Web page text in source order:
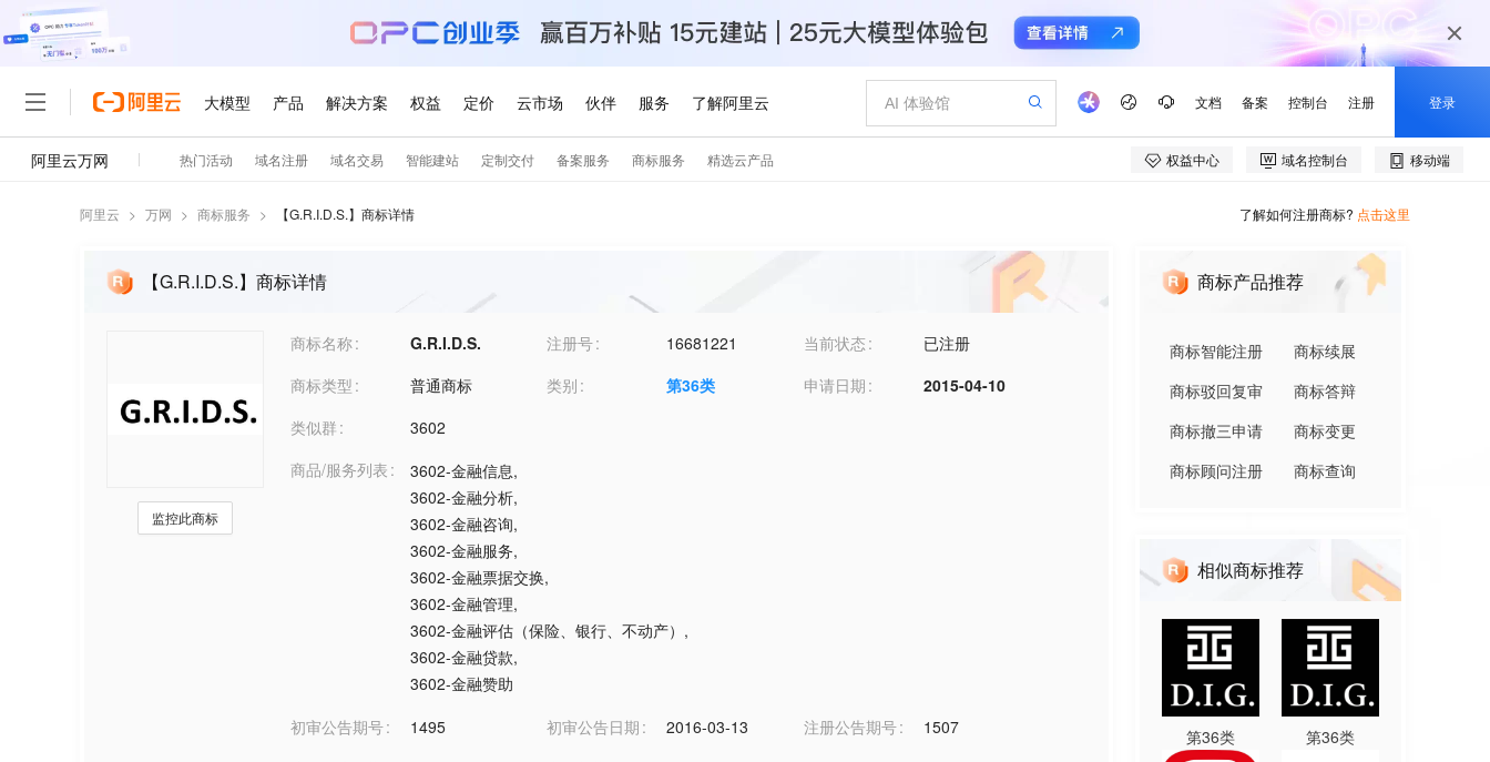
阿里云 > 万网 > 商标服务 > 【G.R.I.D.S.】商标详情 了解如何注册商标? 点击这里
【G.R.I.D.S.】商标详情
监控此商标
商标名称 G.R.I.D.S. 注册号 16681221 当前状态
已注册
商标类型
普通商标 类别 第36类 申请日期
2015-04-10
类似群
3602
商品/服务列表
3602-金融信息,
3602-金融分析,
3602-金融咨询,
3602-金融服务,
3602-金融票据交换,
3602-金融管理,
3602-金融评估（保险、银行、不动产） ,
3602-金融贷款,
3602-金融赞助
初审公告期号
1495 初审公告日期 2016-03-13 注册公告期号
1507
商标产品推荐
商标智能注册
商标续展
商标驳回复审
商标答辩
商标撤三申请
商标变更
商标顾问注册
商标查询
相似商标推荐
第36类 第36类